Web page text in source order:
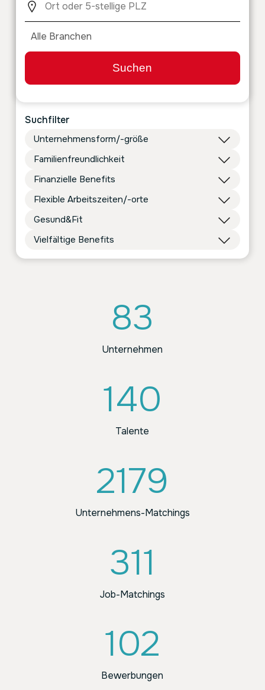
Suchen
Suchfilter
Unternehmensform/-größe
Familienfreundlichkeit
Finanzielle Benefits
Flexible Arbeitszeiten/-orte
Gesund&Fit
Vielfältige Benefits
83
Unternehmen
140
Talente
2179
Unternehmens-Matchings
311
Job-Matchings
102
Bewerbungen